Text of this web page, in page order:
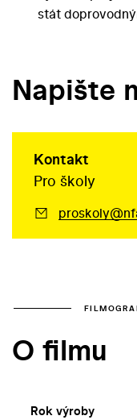
stát
Napište
Kontakt
Pro školy
O filmu
Rok výroby